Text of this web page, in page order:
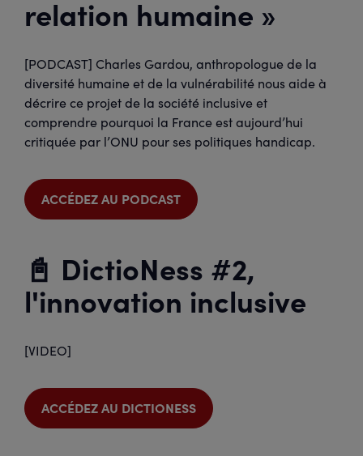
relation humaine »
[PODCAST] Charles Gardou, anthropologue de la
diversité humaine et de la vulnérabilité nous aide à
décrire ce projet de la société inclusive et
comprendre pourquoi la France est aujourd’hui
critiquée par l’ONU pour ses politiques handicap.
ACCÉDEZ AU PODCAST
📓 DictioNess #2,
l'innovation inclusive
[VIDEO]
ACCÉDEZ AU DICTIONESS